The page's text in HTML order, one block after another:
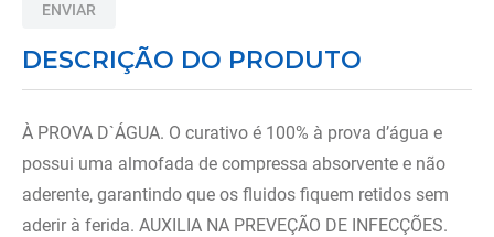
ENVIAR
DESCRIÇÃO DO PRODUTO
À PROVA D`ÁGUA. O curativo é 100% à prova d’água e
possui uma almofada de compressa absorvente e não
aderente, garantindo que os fluidos fiquem retidos sem
aderir à ferida. AUXILIA NA PREVEÇÃO DE INFECÇÕES.
10º ortese polegar punho